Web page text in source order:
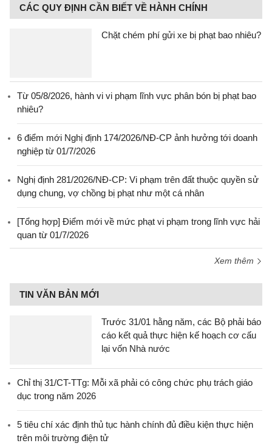
CÁC QUY ĐỊNH CẦN BIẾT VỀ HÀNH CHÍNH
Chặt chém phí gửi xe bị phạt bao nhiêu?
Từ 05/8/2026, hành vi vi phạm lĩnh vực phân bón bị phạt bao
nhiêu?
6 điểm mới Nghị định 174/2026/NĐ-CP ảnh hưởng tới doanh
nghiệp từ 01/7/2026
Nghị định 281/2026/NĐ-CP: Vi phạm trên đất thuộc quyền sử
dụng chung, vợ chồng bị phạt như một cá nhân
[Tổng hợp] Điểm mới về mức phạt vi phạm trong lĩnh vực hải
quan từ 01/7/2026
Xem thêm
TIN VĂN BẢN MỚI
Trước 31/01 hằng năm, các Bộ phải báo
cáo kết quả thực hiện kế hoạch cơ cấu
lại vốn Nhà nước
Chỉ thị 31/CT-TTg: Mỗi xã phải có công chức phụ trách giáo
dục trong năm 2026
5 tiêu chí xác định thủ tục hành chính đủ điều kiện thực hiện
trên môi trường điện tử